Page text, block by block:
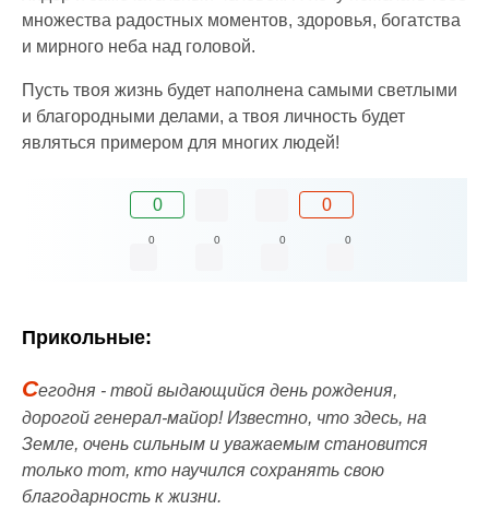
множества радостных моментов, здоровья, богатства
и мирного неба над головой.
Пусть твоя жизнь будет наполнена самыми светлыми
и благородными делами, а твоя личность будет
являться примером для многих людей!
0 0
0 0 0 0
Прикольные:
Сегодня - твой выдающийся день рождения,
дорогой генерал-майор! Известно, что здесь, на
Земле, очень сильным и уважаемым становится
только тот, кто научился сохранять свою
благодарность к жизни.